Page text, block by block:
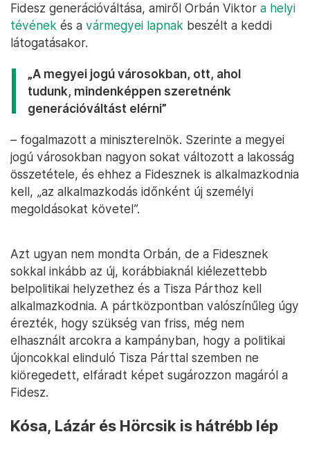
Fidesz generációváltása, amiről Orbán Viktor a helyi
tévének és a vármegyei lapnak beszélt a keddi
látogatásakor.
„A megyei jogú városokban, ott, ahol
tudunk, mindenképpen szeretnénk
generációváltást elérni”
– fogalmazott a miniszterelnök. Szerinte a megyei
jogú városokban nagyon sokat változott a lakosság
összetétele, és ehhez a Fidesznek is alkalmazkodnia
kell, „az alkalmazkodás időnként új személyi
megoldásokat követel”.
Azt ugyan nem mondta Orbán, de a Fidesznek
sokkal inkább az új, korábbiaknál kiélezettebb
belpolitikai helyzethez és a Tisza Párthoz kell
alkalmazkodnia. A pártközpontban valószínűleg úgy
érezték, hogy szükség van friss, még nem
elhasznált arcokra a kampányban, hogy a politikai
újoncokkal elinduló Tisza Párttal szemben ne
kiöregedett, elfáradt képet sugározzon magáról a
Fidesz.
Kósa, Lázár és Hörcsik is hátrébb lép